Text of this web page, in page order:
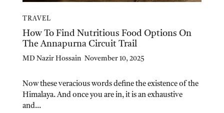
TRAVEL
How To Find Nutritious Food Options On
The Annapurna Circuit Trail
MD Nazir Hossain November 10, 2025
Now these veracious words define the existence of the
Himalaya. And once you are in, it is an exhaustive
and...